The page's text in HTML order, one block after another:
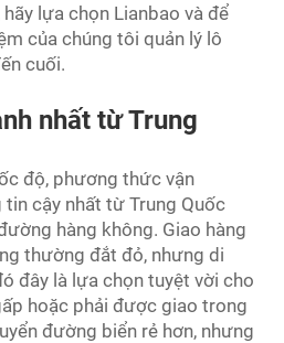
lựa chọn Lianbao và để
của chúng tôi quản lý lô
cuối.
nhất từ Trung
độ, phương thức vận
tin cậy nhất từ Trung Quốc
hàng không. Giao hàng
thường đắt đỏ, nhưng di
đây là lựa chọn tuyệt vời cho
hoặc phải được giao trong
đường biển rẻ hơn, nhưng